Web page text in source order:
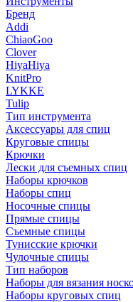
Бренд
Addi
ChiaoGoo
Clover
HiyaHiya
KnitPro
LYKKE
Tulip
Тип инструмента
Аксессуары для спиц
Круговые спицы
Крючки
Лески для съемных спиц
Наборы крючков
Наборы спиц
Носочные спицы
Прямые спицы
Съемные спицы
Тунисские крючки
Чулочные спицы
Тип наборов
Наборы для вязания
Наборы круговых спиц